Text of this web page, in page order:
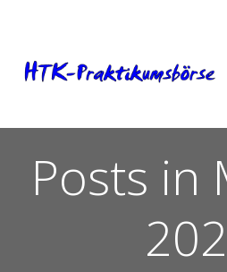
Posts in